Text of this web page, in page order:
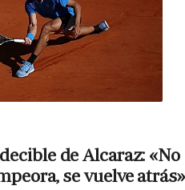
de Alcaraz: «No
se vuelve atrás»